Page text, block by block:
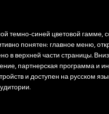
темно-синей цветовой гамме,
понятен: главное меню,
в верхней части страницы.
партнерская программа и
и доступен на русском